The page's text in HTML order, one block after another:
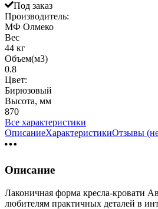
Под заказ
Производитель:
МФ Олмеко
Вес
44 кг
Объем(м3)
0.8
Цвет:
Бирюзовый
Высота, мм
870
Все характеристики
ОписаниеХарактеристикиОтзывы
Описание
Лаконичная форма кресла-кровати
любителям практичных деталей в